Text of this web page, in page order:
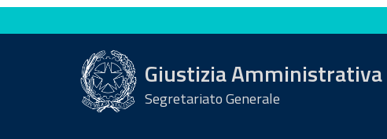
Valuta questo sito
Giustizia Amministrativa
Segretariato Generale